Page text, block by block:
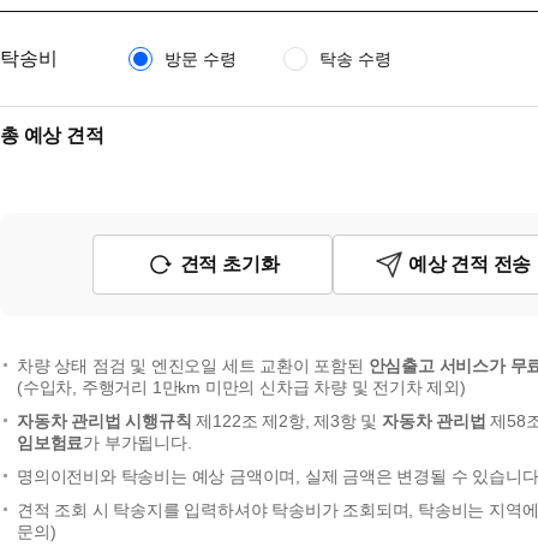
탁송비 방문 수령 탁송 수령
총 예상 견적
견적 초기화 예상 견적 전송
차량 상태 점검 및 엔진오일 세트 교환이 포함된 안심출고 서비스가 무
(수입차, 주행거리 1만km 미만의 신차급 차량 및 전기차 제외)
자동차 관리법 시행규칙 제122조 제2항, 제3항 및자동차 관리법 제58
임보험료가 부가됩니다.
명의이전비와 탁송비는 예상 금액이며, 실제 금액은 변경될 수 있습니
견적 조회 시 탁송지를 입력하셔야 탁송비가 조회되며, 탁송비는 지역
문의)